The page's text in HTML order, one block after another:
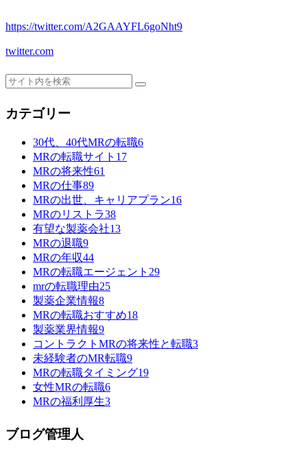
https://twitter.com/A2GAAYFL6goNht9
twitter.com
カテゴリー
30代、40代MRの転職6
MRの転職サイト 17
MRの将来性61
MRの仕事89
MRの出世、キャリアプラン16
MRのリストラ38
有望な製薬会社13
MRの退職9
MRの年収44
MRの転職エージェント 29
mrの転職理由25
製薬企業情報8
MRの転職おすすめ18
製薬業界情報9
コントラクトMRの将来性と転職3
未経験者のMR転職9
MRの転職タイミング19
女性MRの転職6
MRの福利厚生3
ブログ管理人